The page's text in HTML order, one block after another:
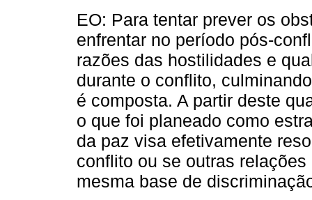
EO: Para tentar prever os
enfrentar no período pós-
razões das hostilidades e
durante o conflito,
é composta. A partir deste
o que foi planeado como
da paz visa efetivamente
conflito ou se outras
mesma base de